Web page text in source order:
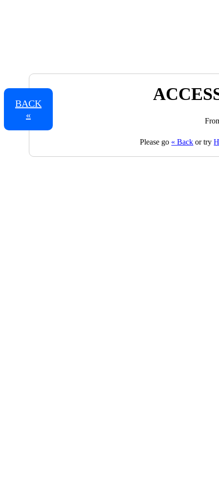
BACK
«
Please go « Back or try